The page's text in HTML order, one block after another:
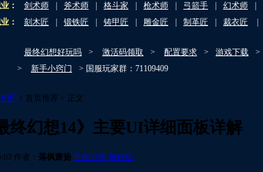
： 剑术师 斧术师 格斗家 枪术师 弓箭手 幻术师
：
刻木匠 锻铁匠 铸甲匠 雕金匠 制革匠 裁衣匠
最终幻想好玩吗 > 激活码领取 > 配置要求 > 游戏下载 >
>
新手小窍门 > 国服玩家群：71109409
区)> 首页推荐 > 正文
终幻想14》主要UI详细面板详解
作者： 落枫萧扬 手机订阅 神评论